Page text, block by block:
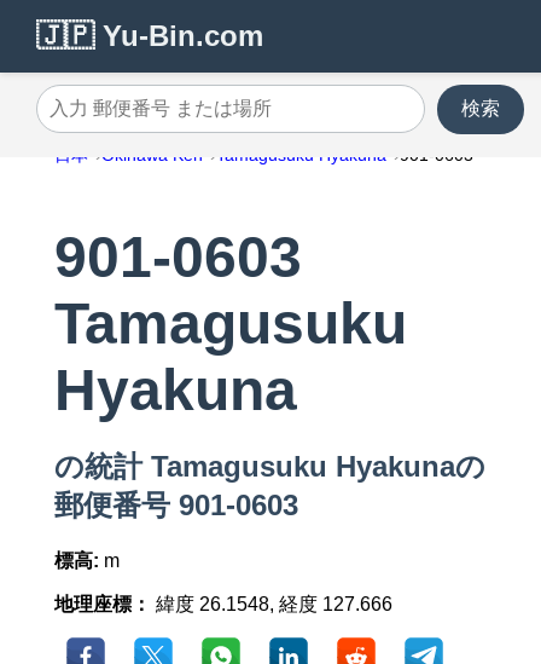
🇯🇵 Yu-Bin.com
入力 郵便番号 または場所
検索
日本 Okinawa Ken Tamagusuku Hyakuna 901-0603
901-0603
Tamagusuku
Hyakuna
の統計 Tamagusuku Hyakunaの
郵便番号 901-0603
標高: m
地理座標： 緯度 26.1548, 経度 127.666